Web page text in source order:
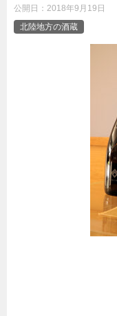
公開日： 2018年9月19日
北陸地方の酒蔵